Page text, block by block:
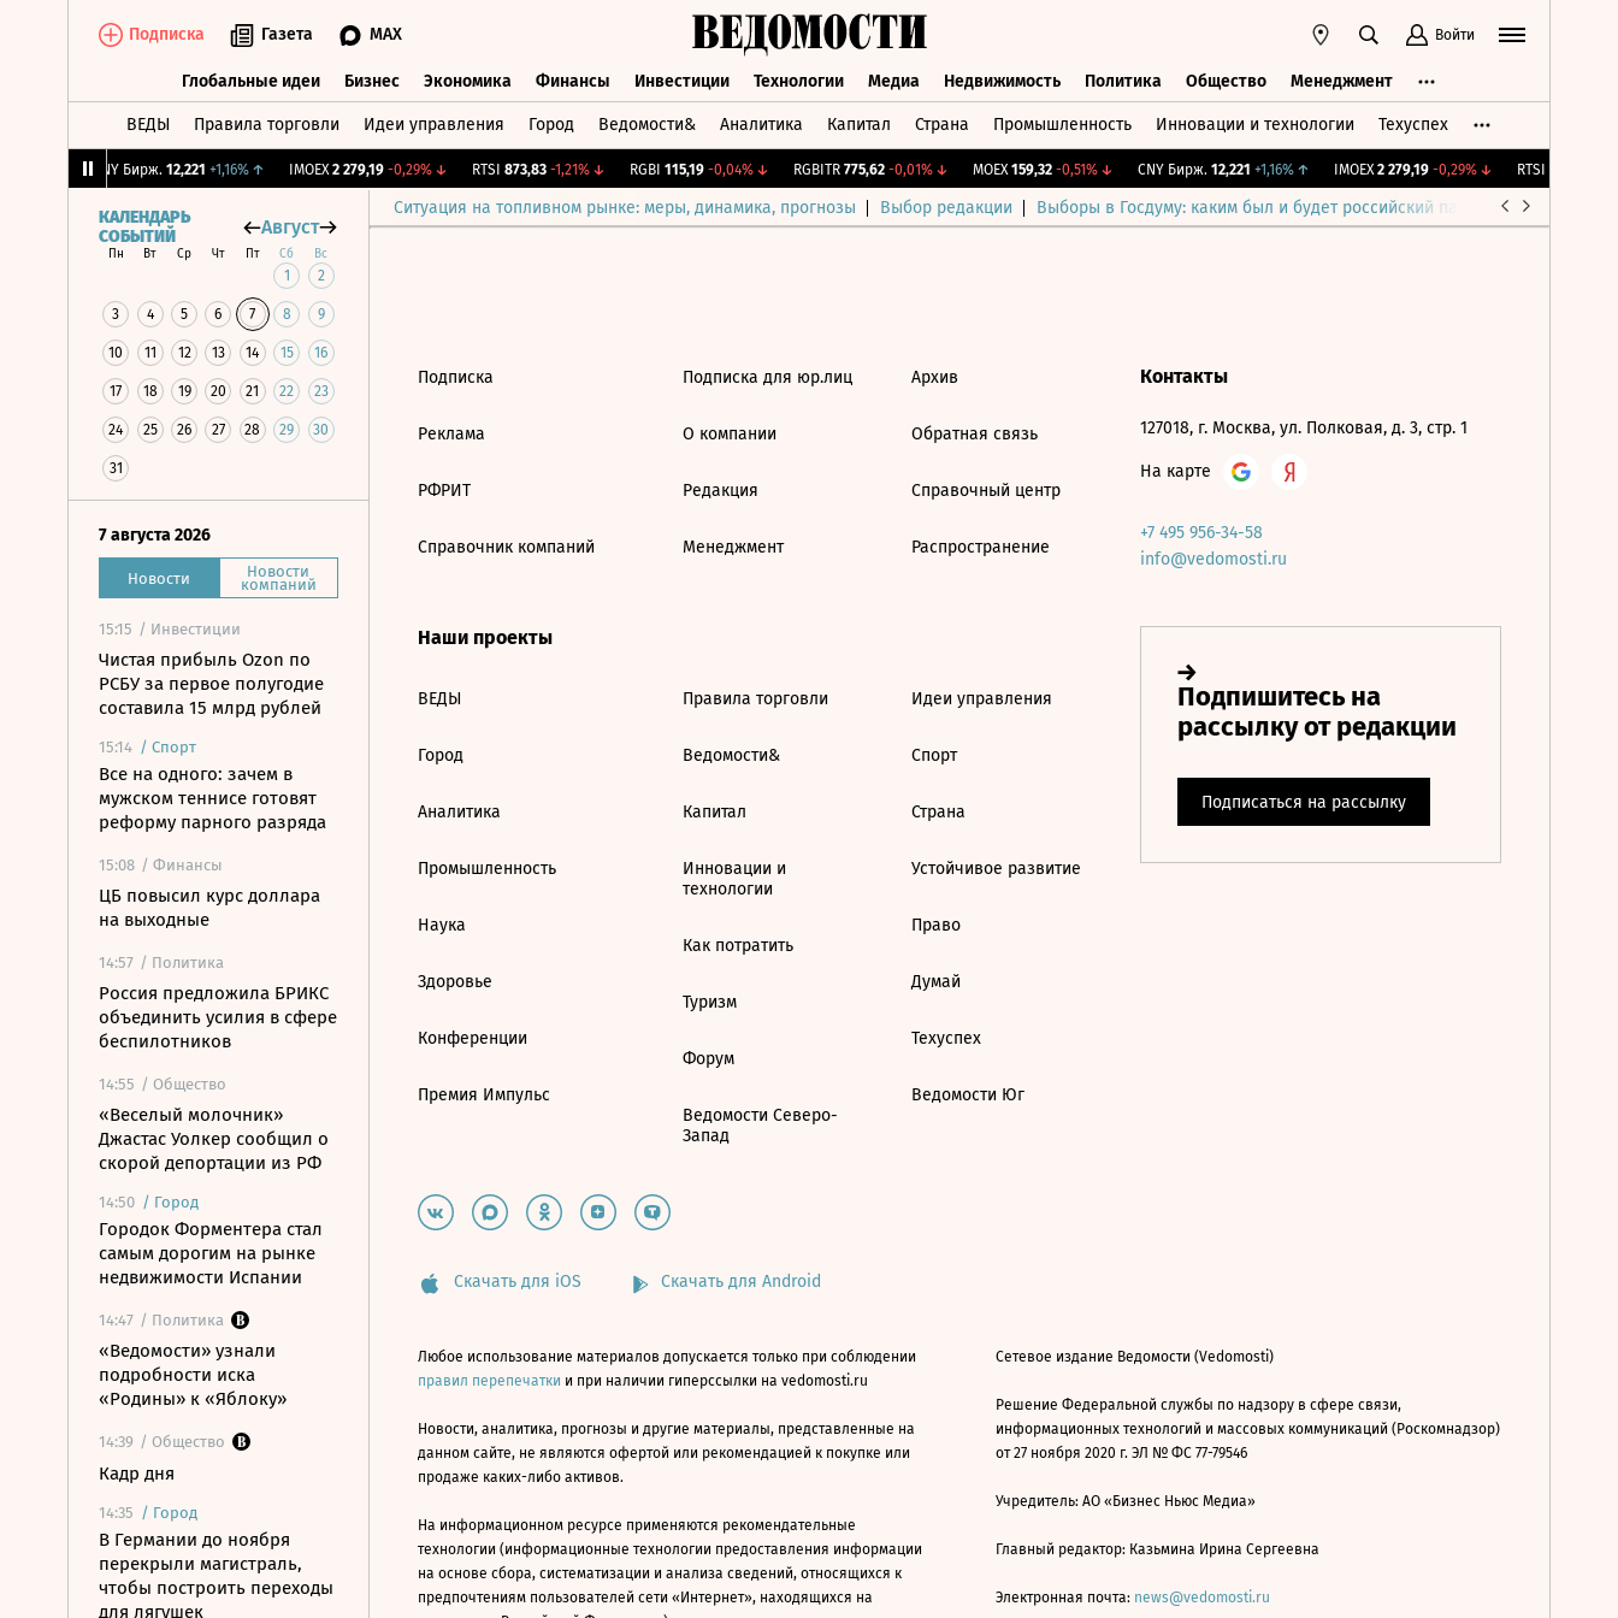
Подписка Газета MAX Войти
Глобальные идеи Бизнес Экономика Финансы Инвестиции Технологии Медиа Недвижимость Политика Общество Менеджмент
ВЕДЫ Правила торговли Идеи управления Город Ведомости& Аналитика Капитал Страна Промышленность Инновации и технологии Техуспех
CNY Бирж. 12,221 +1,16%↑ IMOEX 2 279,19 -0,29%↓ RTSI 873,83 -1,21%↓ RGBI 115,19 -0,04%↓ RGBITR 775,62 -0,01%↓ MOEX 159,32 -0,51%↓ CNY Бирж. 12,221 +1,16%↑ IMOEX 2 279,19 -0,29%↓ RTSI 873,83
Ситуация на топливном рынке: меры, динамика, прогнозы Выбор редакции Выборы в Госдуму: каким был и будет российский парламент
КАЛЕНДАРЬ
СОБЫТИЙ
Август
Пн Вт Ср Чт Пт Сб Вс
1 2
3 4 5 6 7 8 9
10 11 12 13 14 15 16
17 18 19 20 21 22 23
24 25 26 27 28 29 30
31
7 августа 2026
Новости Новости
компаний
15:15 / Инвестиции
Чистая прибыль Ozon по
РСБУ за первое полугодие
составила 15 млрд рублей
15:14 / Спорт
Все на одного: зачем в
мужском теннисе готовят
реформу парного разряда
15:08 / Финансы
ЦБ повысил курс доллара
на выходные
14:57 / Политика
Россия предложила БРИКС
объединить усилия в сфере
беспилотников
14:55 / Общество
«Веселый молочник»
Джастас Уолкер сообщил о
скорой депортации из РФ
14:50 / Город
Городок Форментера стал
самым дорогим на рынке
недвижимости Испании
14:47 / Политика
«Ведомости» узнали
подробности иска
«Родины» к «Яблоку»
14:39 / Общество
Кадр дня
14:35 / Город
В Германии до ноября
перекрыли магистраль,
чтобы построить переходы
для лягушек
Подписка
Реклама
РФРИТ
Справочник компаний
Подписка для юр.лиц
О компании
Редакция
Менеджмент
Архив
Обратная связь
Справочный центр
Распространение
Наши проекты
ВЕДЫ
Город
Аналитика
Промышленность
Наука
Здоровье
Конференции
Премия Импульс
Правила торговли
Ведомости&
Капитал
Инновации и
технологии
Как потратить
Туризм
Форум
Ведомости Северо-
Запад
Идеи управления
Спорт
Страна
Устойчивое развитие
Право
Думай
Техуспех
Ведомости Юг
Контакты
127018, г. Москва, ул. Полковая, д. 3, стр. 1
На карте
+7 495 956-34-58
info@vedomosti.ru
Скачать для iOS Скачать для Android
Любое использование материалов допускается только при соблюдении
правил перепечатки и при наличии гиперссылки на vedomosti.ru
Новости, аналитика, прогнозы и другие материалы, представленные на
данном сайте, не являются офертой или рекомендацией к покупке или
продаже каких-либо активов.
На информационном ресурсе применяются рекомендательные
технологии (информационные технологии предоставления информации
на основе сбора, систематизации и анализа сведений, относящихся к
предпочтениям пользователей сети «Интернет», находящихся на
Сетевое издание Ведомости (Vedomosti)
Решение Федеральной службы по надзору в сфере связи,
информационных технологий и массовых коммуникаций (Роскомнадзор)
от 27 ноября 2020 г. ЭЛ № ФС 77-79546
Учредитель: АО «Бизнес Ньюс Медиа»
Главный редактор: Казьмина Ирина Сергеевна
Электронная почта: news@vedomosti.ru